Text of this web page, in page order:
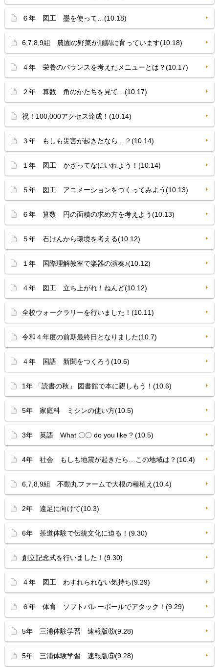
６年 図工 墨を使って…(10.18)
6,7,8,9組 農園の野菜が順調に育っています(10.18)
４年 栄養のバランスを考えたメニューとは？(10.17)
２年 算数 角のかたちを見て…(10.17)
祝！100,000アクセス達成！(10.14)
３年 もしも災害が起きたなら…？(10.14)
１年 図工 かざってなにいれよう！(10.14)
５年 図工 アニメーションをつくってみよう(10.13)
６年 算数 円の面積の求め方を考えよう(10.13)
５年 石けんから環境を考える(10.12)
１年 国際理解教室で楽器の演奏♪(10.12)
４年 図工 立ち上がれ！ねんど(10.12)
全校ウォークラリーを行いました！(10.11)
令和４年度の前期最終日となりました(10.7)
４年 国語 新聞をつくろう(10.6)
1年 「読書の秋」 図書館で本に親しもう！(10.6)
5年 家庭科 ミシンの使い方(10.5)
3年 英語 What 〇〇 do you like ? (10.5)
4年 社会 もしも地震が起きたら…この地域は？(10.4)
6,7,8,9組 不動丸ファームで大根の種植え(10.4)
2年 遠足に向けて(10.3)
6年 茶道体験で伝統文化に迫る！(9.30)
創立記念式を行いました！(9.30)
４年 図工 わすれられない気持ち(9.29)
６年 体育 ソフトバレーボールでアタック！(9.29)
5年 三浦体験学習 速報版⑥(9.28)
5年 三浦体験学習 速報版⑤(9.28)